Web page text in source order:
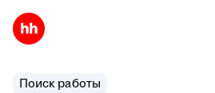
Поиск работы